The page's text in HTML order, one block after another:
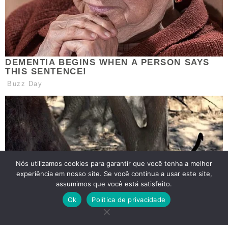
Nós utilizamos cookies para garantir que você tenha a melhor
experiência em nosso site. Se você continua a usar este site,
assumimos que você está satisfeito.
Ok
Política de privacidade